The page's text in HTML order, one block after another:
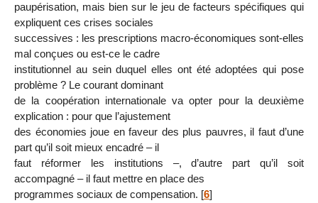
paupérisation, mais bien sur le jeu de facteurs spécifiques qui
expliquent ces crises sociales
successives : les prescriptions macro-économiques sont-elles
mal conçues ou est-ce le cadre
institutionnel au sein duquel elles ont été adoptées qui pose
problème ? Le courant dominant
de la coopération internationale va opter pour la deuxième
explication : pour que l’ajustement
des économies joue en faveur des plus pauvres, il faut d’une
part qu’il soit mieux encadré – il
faut réformer les institutions –, d’autre part qu’il soit
accompagné – il faut mettre en place des
programmes sociaux de compensation. [6]